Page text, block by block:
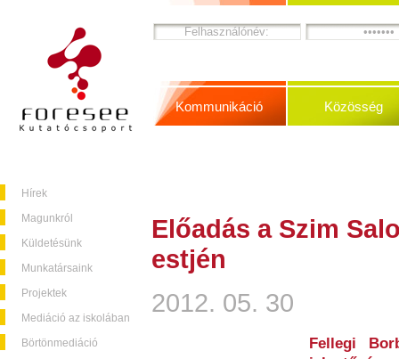
Hírek
Magunkról
Küldetésünk
Munkatársaink
Projektek
Mediáció az iskolában
Börtönmediáció
Kommunikáció Közösség
Előadás a Szim
estjén
2012. 05. 30
Fellegi